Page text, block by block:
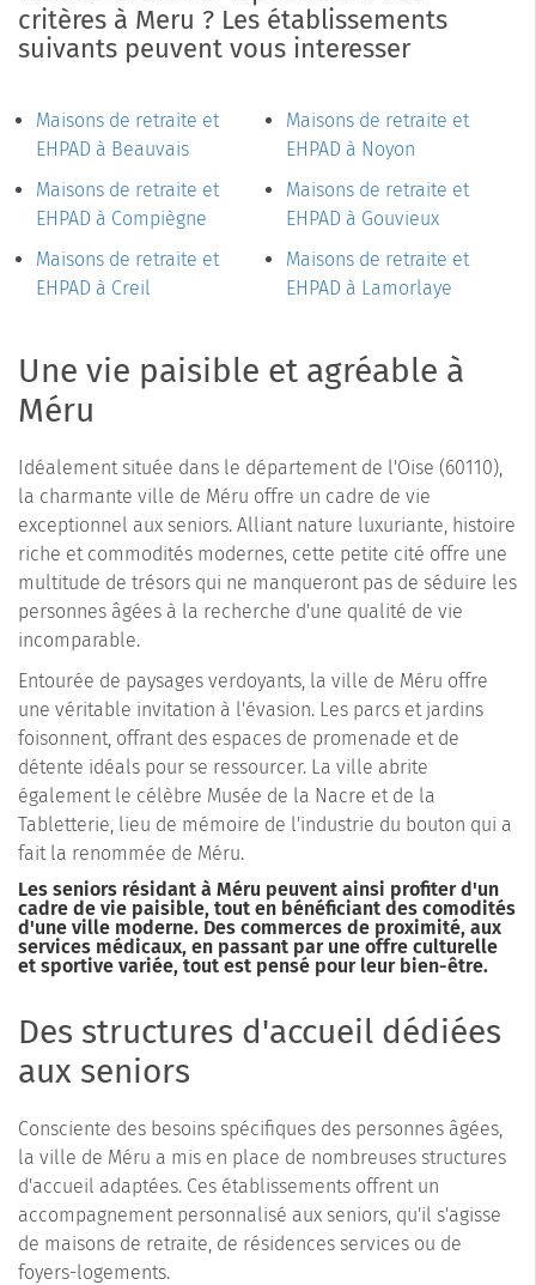
critères à Meru ? Les établissements
suivants peuvent vous interesser
Maisons de retraite et
EHPAD à Beauvais
Maisons de retraite et
EHPAD à Compiègne
Maisons de retraite et
EHPAD à Creil
Maisons de retraite et
EHPAD à Noyon
Maisons de retraite et
EHPAD à Gouvieux
Maisons de retraite et
EHPAD à Lamorlaye
Une vie paisible et agréable à
Méru
Idéalement située dans le département de l'Oise (60110),
la charmante ville de Méru offre un cadre de vie
exceptionnel aux seniors. Alliant nature luxuriante, histoire
riche et commodités modernes, cette petite cité offre une
multitude de trésors qui ne manqueront pas de séduire les
personnes âgées à la recherche d'une qualité de vie
incomparable.
Entourée de paysages verdoyants, la ville de Méru offre
une véritable invitation à l'évasion. Les parcs et jardins
foisonnent, offrant des espaces de promenade et de
détente idéals pour se ressourcer. La ville abrite
également le célèbre Musée de la Nacre et de la
Tabletterie, lieu de mémoire de l'industrie du bouton qui a
fait la renommée de Méru.
Les seniors résidant à Méru peuvent ainsi profiter d'un
cadre de vie paisible, tout en bénéficiant des comodités
d'une ville moderne. Des commerces de proximité, aux
services médicaux, en passant par une offre culturelle
et sportive variée, tout est pensé pour leur bien-être.
Des structures d'accueil dédiées
aux seniors
Consciente des besoins spécifiques des personnes âgées,
la ville de Méru a mis en place de nombreuses structures
d'accueil adaptées. Ces établissements offrent un
accompagnement personnalisé aux seniors, qu'il s'agisse
de maisons de retraite, de résidences services ou de
foyers-logements.